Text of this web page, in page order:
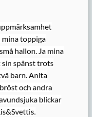
mina toppiga
hallon. Ja mina
spänst trots
barn. Anita
och andra
blickar